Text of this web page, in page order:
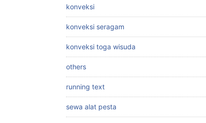
konveksi
konveksi seragam
konveksi toga wisuda
others
running text
sewa alat pesta